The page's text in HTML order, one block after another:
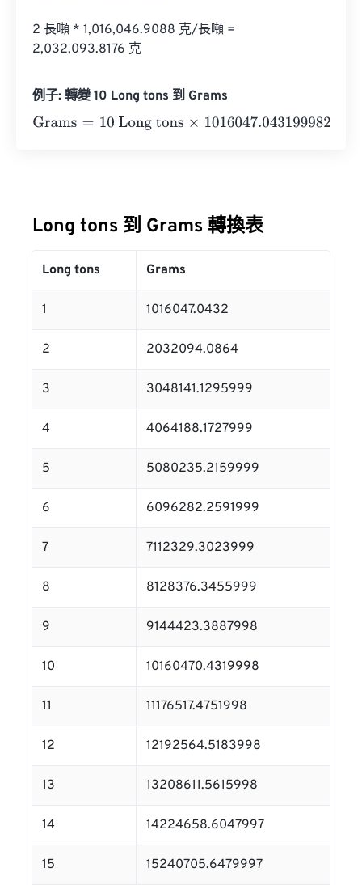
2 長噸 * 1,016,046.9088 克/長噸 =
2,032,093.8176 克
例子: 轉變 10 Long tons 到 Grams
Grams= 10 Long tons ×1016047.043199982=
Long tons 到 Grams 轉換表
Long tons Grams
1 1016047.0432
2 2032094.0864
3 3048141.1295999
4 4064188.1727999
5 5080235.2159999
6 6096282.2591999
7 7112329.3023999
8 8128376.3455999
9 9144423.3887998
10 10160470.4319998
11 11176517.4751998
12 12192564.5183998
13 13208611.5615998
14 14224658.6047997
15 15240705.6479997